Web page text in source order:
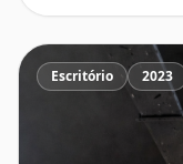
Escritório 2023